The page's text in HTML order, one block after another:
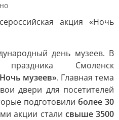
акция «Ночь
день музеев. В
Смоленск
музеев». Главная тема
двери для посетителей
подготовили более 30
акции стали свыше 3500